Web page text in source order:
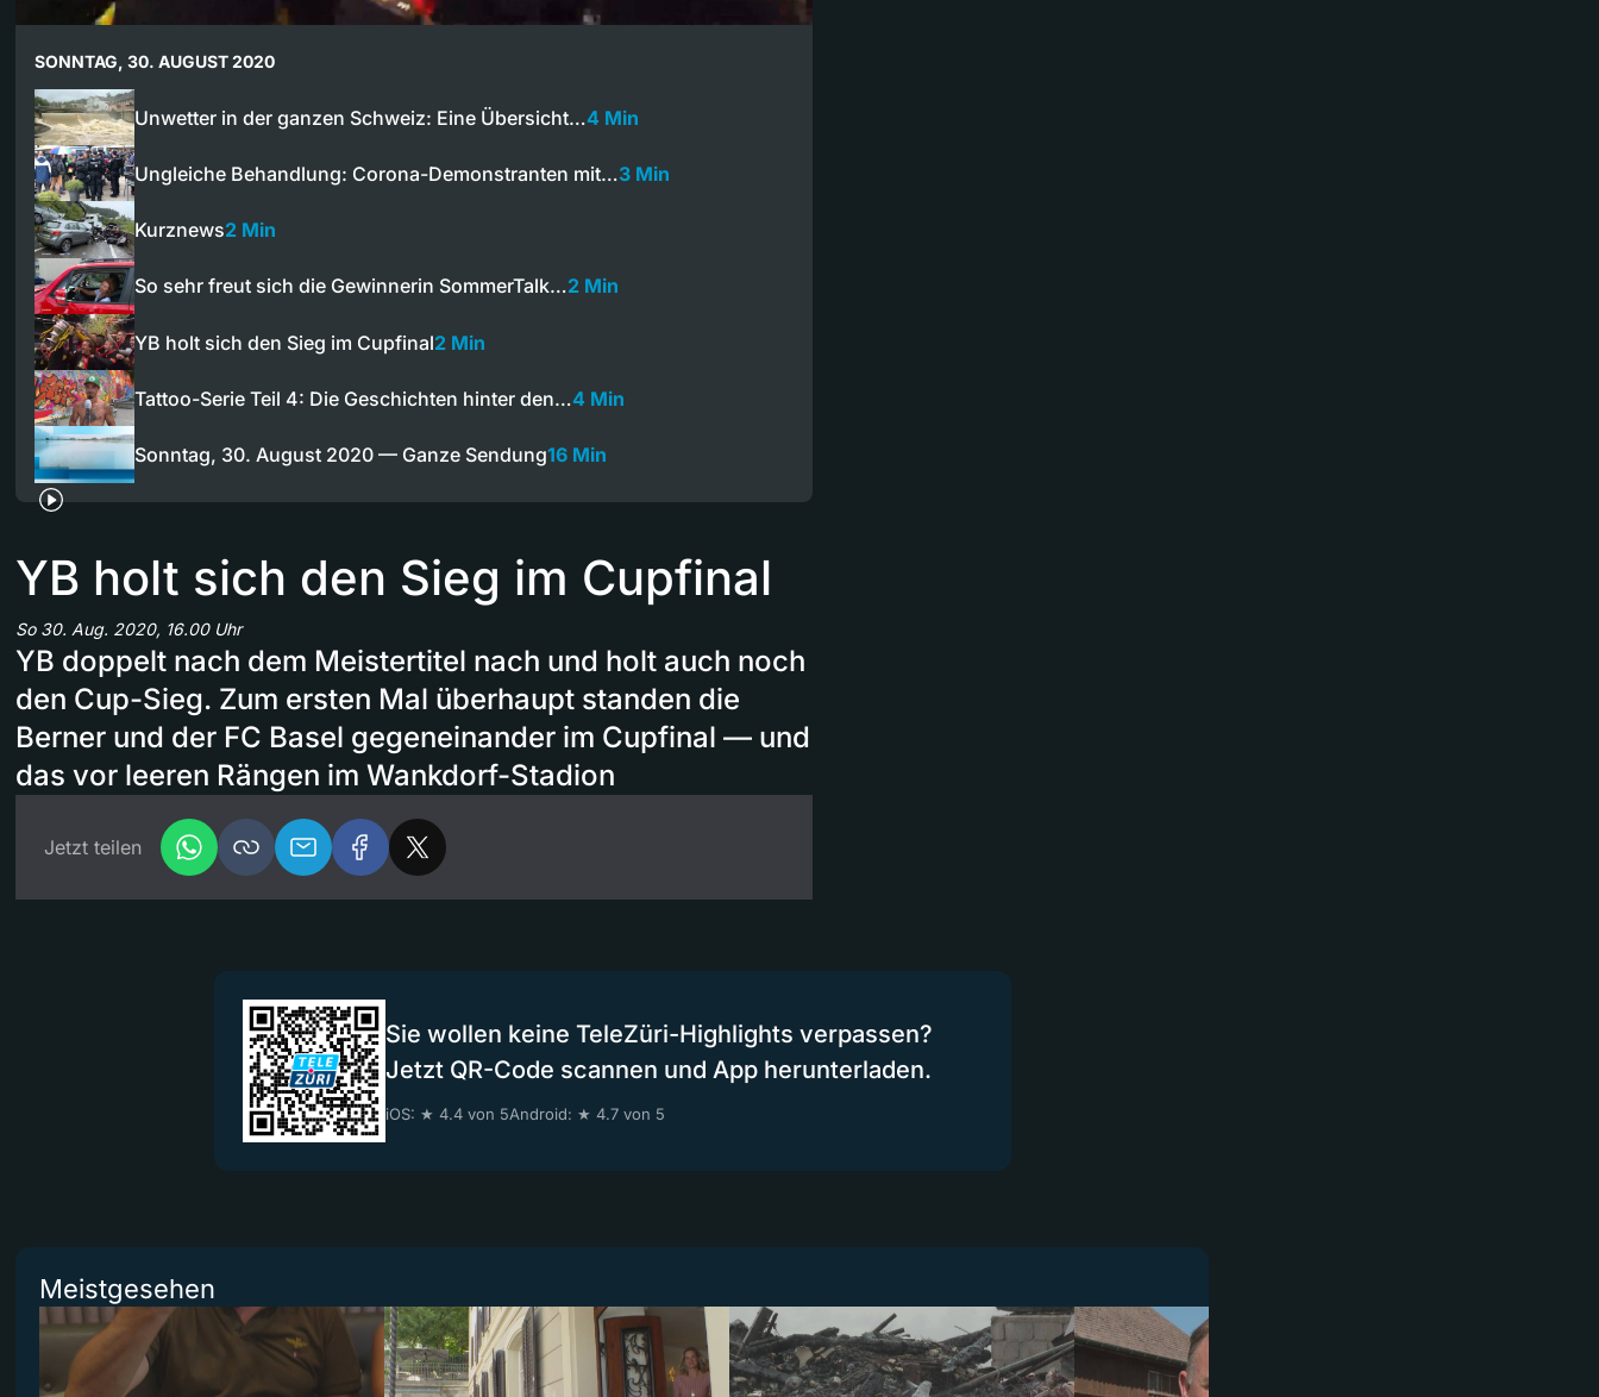
SONNTAG, 30. AUGUST 2020
Unwetter in der ganzen Schweiz: Eine Übersicht…4 Min
Ungleiche Behandlung: Corona-Demonstranten mit…3 Min
Kurznews2 Min
So sehr freut sich die Gewinnerin SommerTalk…2 Min
YB holt sich den Sieg im Cupfinal2 Min
Tattoo-Serie Teil 4: Die Geschichten hinter den…4 Min
Sonntag, 30. August 2020 — Ganze Sendung16 Min
YB holt sich den Sieg im Cupfinal
So 30. Aug. 2020, 16.00 Uhr
YB doppelt nach dem Meistertitel nach und holt auch noch
den Cup-Sieg. Zum ersten Mal überhaupt standen die
Berner und der FC Basel gegeneinander im Cupfinal — und
das vor leeren Rängen im Wankdorf-Stadion
Jetzt teilen
Sie wollen keine TeleZüri-Highlights verpassen?
Jetzt QR-Code scannen und App herunterladen.
iOS: ★ 4.4 von 5Android: ★ 4.7 von 5
Meistgesehen